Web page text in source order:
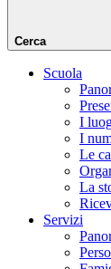
Cerca
Scuola
I
I
Le
La
Servizi